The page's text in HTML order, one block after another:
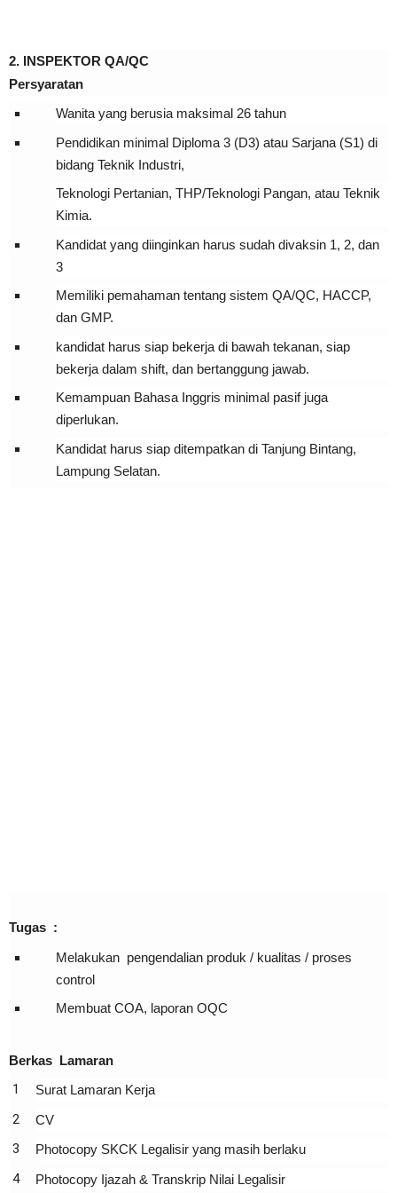
2. INSPEKTOR QA/QC
Persyaratan
Wanita yang berusia maksimal 26 tahun
Pendidikan minimal Diploma 3 (D3) atau Sarjana (S1) di
bidang Teknik Industri,
Teknologi Pertanian, THP/Teknologi Pangan, atau Teknik
Kimia.
Kandidat yang diinginkan harus sudah divaksin 1, 2, dan
3
Memiliki pemahaman tentang sistem QA/QC, HACCP,
dan GMP.
kandidat harus siap bekerja di bawah tekanan, siap
bekerja dalam shift, dan bertanggung jawab.
Kemampuan Bahasa Inggris minimal pasif juga
diperlukan.
Kandidat harus siap ditempatkan di Tanjung Bintang,
Lampung Selatan.
Tugas :
Melakukan pengendalian produk / kualitas / proses
control
Membuat COA, laporan OQC
Berkas Lamaran
Surat Lamaran Kerja
CV
Photocopy SKCK Legalisir yang masih berlaku
Photocopy Ijazah & Transkrip Nilai Legalisir